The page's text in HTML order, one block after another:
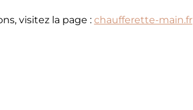
visitez la page : chaufferette-main.fr